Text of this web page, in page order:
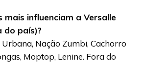
mais influenciam a Versalle
do país)?
Urbana, Nação Zumbi, Cachorro
Moptop, Lenine. Fora do